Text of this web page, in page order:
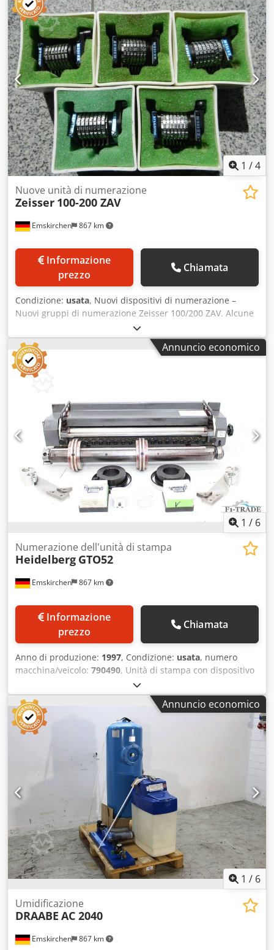
Unità di numerazione Leibinger Gradsteller, movimento in
avanti / lineare, movimento in avanti xx099-3 Unità di
numerazione Leibinger Quersteller, movimento all’indietro
/ con superficie convessa, movimento all’indietro xx099-4
Unità di numerazione Leibinger Quersteller, movimento in
avanti / con superficie convessa, movimento in avanti
Ispezione video online tramite Skype Saremo lieti di
accogliere la vostra visita; abbiamo altre macchine
disponibili in magazzino. Disponibili immediatamente –
possibilità di ispezione. Disponibili in magazzino a
Emskirchen / Norimberga – possibilità di test.
1 /4
Emskirchen 867 km
Nuove unità di numerazione
Zeisser 100-200 ZAV
prezzo
Chiamata
Condizione: usata, Nuovi dispositivi di numerazione –
Nuovi gruppi di numerazione Zeisser 100/200 ZAV. Alcune
testine di numerazione ZEISSER – NUOVE. Ispezione video
online tramite Skype. Saremo lieti di accogliere la vostra
visita; abbiamo a disposizione altre macchine. Codpeh Ax
Hxsfx Agderf Disponibilità immediata – Possibilità di
ispezione. Disponibili presso la sede di
Annuncio economico
1 / 6
Emskirchen 867 km
Numerazione dell'unità di stampa
Heidelberg GTO52
prezzo
Chiamata
Anno di produzione: 1997, Condizione: usata, numero
macchina/veicolo: 790490, Unità di stampa con dispositivo
di numerazione / Unità di stampa numerazione Heidelberg
GTO52Anno 1997 - SN. 790490 Eindruckwerk / Unità di
stampa Nummerierwelle mit 2 Sitzringen / Albero di
numerazione con 2 anelli di montaggio Cjdporttudsfx
Agdorf 2 Nummerierwerke / 2 scatole di numerazione 1
Schaltkurve links und rechts / 1 camma sinistra e destra
Ispezione video online con Skype-Video Saremo molto lieti
della vostra visita - altre macchine in stock Disponibile
immediatamente - Può essere ispezionato In stock
Emskirchen / Norimberga - Può essere testato
Annuncio economico
1 / 6
Emskirchen 867 km
Umidificazione
DRAABE AC 2040